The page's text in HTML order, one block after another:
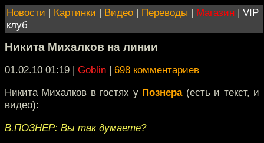
Новости | Картинки | Видео | Переводы | Магазин | VIP
клуб
Никита Михалков на линии
01.02.10 01:19 | Goblin | 698 комментариев
Никита Михалков в гостях у Познера(есть и текст, и
видео):
В.ПОЗНЕР: Вы так думаете?